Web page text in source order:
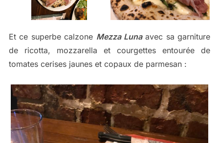
Et ce superbe calzone Mezza Lunaavec sa garniture
de ricotta, mozzarella et courgettes entourée de
tomates cerises jaunes et copaux de parmesan :